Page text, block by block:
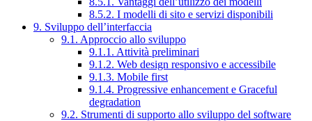
8.5.2. I modelli di sito e servizi disponibili
9. Sviluppo dell’interfaccia
9.1. Approccio allo sviluppo
9.1.1. Attività preliminari
9.1.2. Web design responsivo e accessibile
9.1.3. Mobile first
9.1.4. Progressive enhancement e Graceful
degradation
9.2. Strumenti di supporto allo sviluppo del software